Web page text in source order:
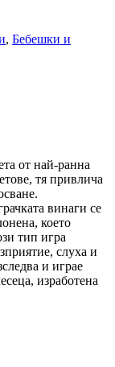
, Бебешки и
от най-ранна
тя привлича
винаги се
което
тип игра
слуха и
и играе
изработена